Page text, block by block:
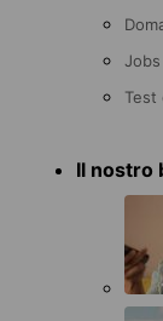
Jobs
Test
Il nostro